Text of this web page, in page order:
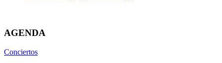
AGENDA
Conciertos